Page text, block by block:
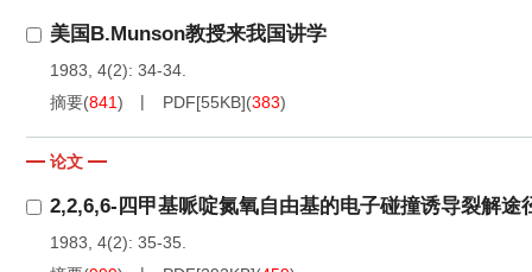
美国B.Munson教授来我国讲学
1983, 4(2): 34-34.
摘要(841) PDF[55KB](383)
论文
2,2,6,6-四甲基哌啶氮氧自由基的电子碰撞诱导裂解途
1983, 4(2): 35-35.